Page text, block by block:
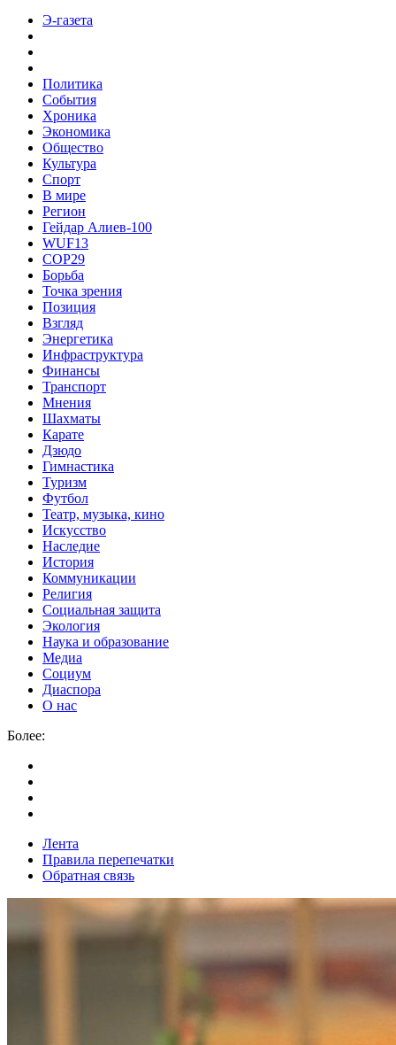
Э-газета
Политика
События
Хроника
Экономика
Общество
Культура
Спорт
В мире
Регион
Гейдар Алиев-100
WUF13
COP29
Борьба
Точка зрения
Позиция
Взгляд
Энергетика
Инфраструктура
Финансы
Транспорт
Мнения
Шахматы
Карате
Дзюдо
Гимнастика
Туризм
Футбол
Театр, музыка, кино
Искусство
Наследие
История
Коммуникации
Религия
Социальная защита
Экология
Наука и образование
Медиа
Социум
Диаспора
О нас
Более:
Лента
Правила перепечатки
Обратная связь